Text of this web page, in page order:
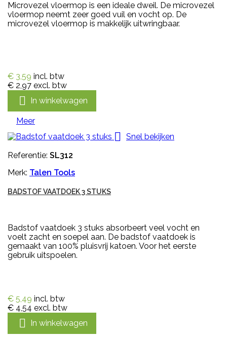
Microvezel vloermop is een ideale dweil. De microvezel
vloermop neemt zeer goed vuil en vocht op. De
microvezel vloermop is makkelijk uitwringbaar.
€ 3,59 incl. btw
€ 2,97 excl. btw
 In winkelwagen
Meer

Snel bekijken
Referentie: SL312
Merk: Talen Tools
BADSTOF VAATDOEK 3 STUKS
Badstof vaatdoek 3 stuks absorbeert veel vocht en
voelt zacht en soepel aan. De badstof vaatdoek is
gemaakt van 100% pluisvrij katoen. Voor het eerste
gebruik uitspoelen.
€ 5,49 incl. btw
€ 4,54 excl. btw
 In winkelwagen